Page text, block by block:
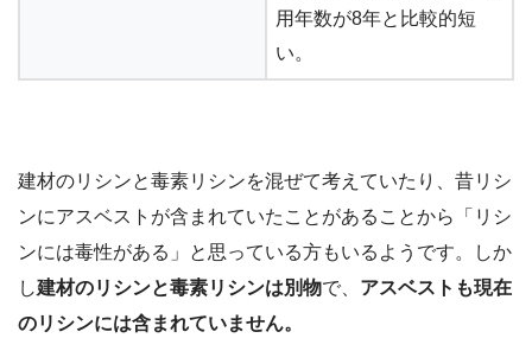
用年数が8年と比較的短
い。
建材のリシンと毒素リシンを混ぜて考えていたり、昔リシ
ンにアスベストが含まれていたことがあることから「リシ
ンには毒性がある」と思っている方もいるようです。しか
し建材のリシンと毒素リシンは別物で、 アスベストも現在
のリシンには含まれていません。